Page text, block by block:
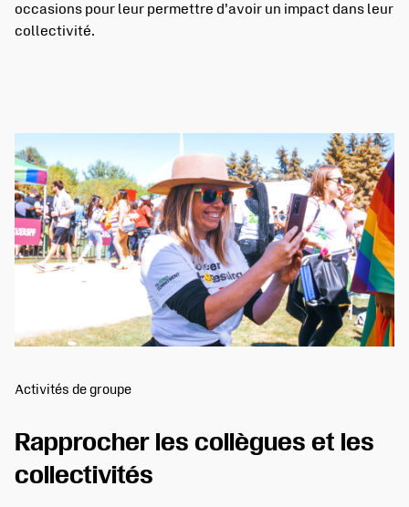
occasions pour leur permettre d’avoir un impact dans leur
collectivité.
Activités de groupe
Rapprocher les collègues et les
collectivités